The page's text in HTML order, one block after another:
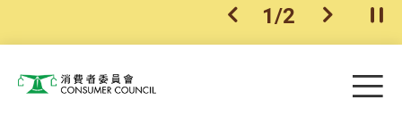
上一个
1/2 下一个开
消费者委员会 目